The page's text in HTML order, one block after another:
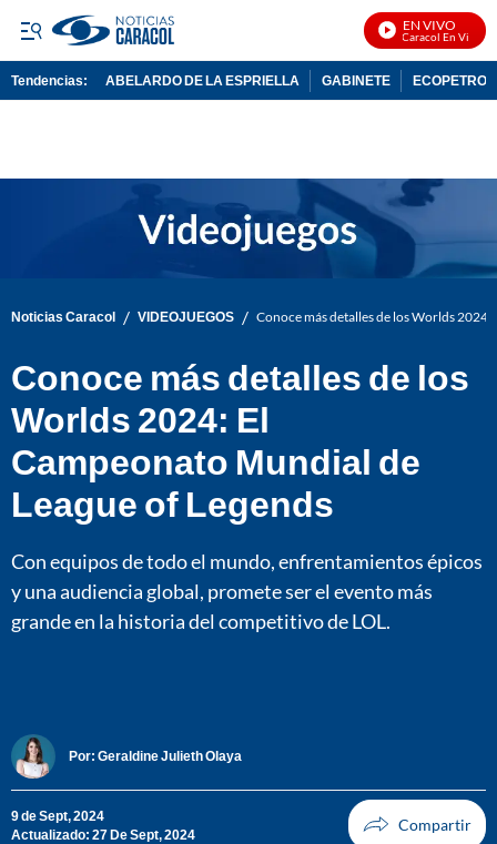
EN VIVO
Noticias Caracol En Vivo
Tendencias: ABELARDO DE LA ESPRIELLA GABINETE ECOPETROL
Noticias Caracol / VIDEOJUEGOS / Conoce más detalles de los Worlds
Conoce más detalles de los
Worlds 2024: El
Campeonato Mundial de
League of Legends
Con equipos de todo el mundo, enfrentamientos épicos
y una audiencia global, promete ser el evento más
grande en la historia del competitivo de LOL.
Por: Geraldine Julieth Olaya
9 de Sept, 2024
Actualizado: 27 De Sept, 2024